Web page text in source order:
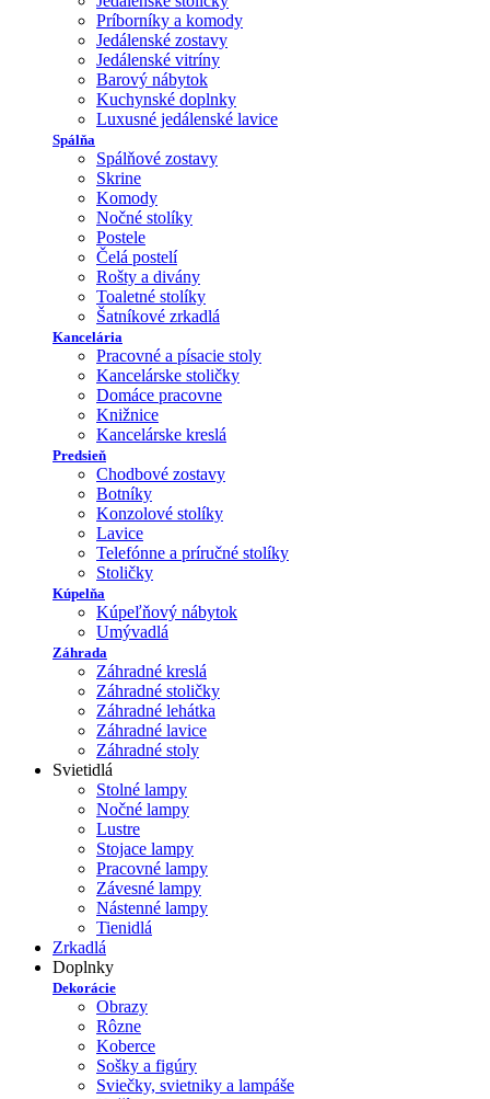
Príborníky a komody
Jedálenské zostavy
Jedálenské vitríny
Barový nábytok
Kuchynské doplnky
Luxusné jedálenské lavice
Spálňa
Spálňové zostavy
Skrine
Komody
Nočné stolíky
Postele
Čelá postelí
Rošty a divány
Toaletné stolíky
Šatníkové zrkadlá
Kancelária
Pracovné a písacie stoly
Kancelárske stoličky
Domáce pracovne
Knižnice
Kancelárske kreslá
Predsieň
Chodbové zostavy
Botníky
Konzolové stolíky
Lavice
Telefónne a príručné stolíky
Stoličky
Kúpelňa
Kúpeľňový nábytok
Umývadlá
Záhrada
Záhradné kreslá
Záhradné stoličky
Záhradné lehátka
Záhradné lavice
Záhradné stoly
Svietidlá
Stolné lampy
Nočné lampy
Lustre
Stojace lampy
Pracovné lampy
Závesné lampy
Nástenné lampy
Tienidlá
Zrkadlá
Doplnky
Dekorácie
Obrazy
Rôzne
Koberce
Sošky a figúry
Sviečky, svietniky a lampáše